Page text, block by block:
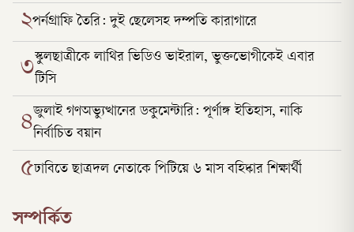
২পর্নগ্রাফি তৈরি: দুই ছেলেসহ দম্পতি কারাগারে
৩স্কুলছাত্রীকে লাথির ভিডিও ভাইরাল, ভুক্তভোগীকেই এবার
টিসি
৪জুলাই গণঅভ্যুত্থানের ডকুমেন্টারি: পূর্ণাঙ্গ ইতিহাস, নাকি
নির্বাচিত বয়ান
৫ঢাবিতে ছাত্রদল নেতাকে পিটিয়ে ৬ মাস বহিষ্কার শিক্ষার্থী
সম্পর্কিত